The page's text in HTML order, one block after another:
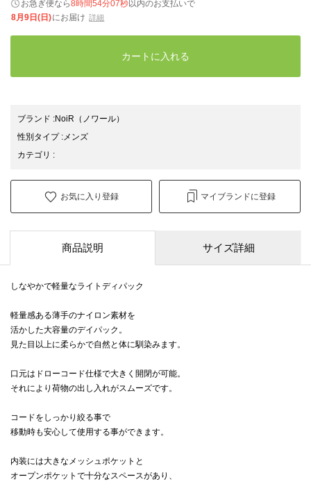
お急ぎ便なら8時間54分06秒以内のお支払いで
8月9日(日)にお届け 詳細
カートに入れる
ブランド :NoiR （ノワール）
性別タイプ: メンズ
カテゴリ :
お気に入り登録 マイブランドに登録
商品説明 サイズ詳細
しなやかで軽量なライトディパック
軽量感ある薄手のナイロン素材を
活かした大容量のデイパック。
見た目以上に柔らかで自然と体に馴染みます。
口元はドローコード仕様で大きく開閉が可能。
それにより荷物の出し入れがスムーズです。
コードをしっかり絞る事で
移動時も安心して使用する事ができます。
内装には大きなメッシュポケットと
オープンポケットで十分なスペースがあり、